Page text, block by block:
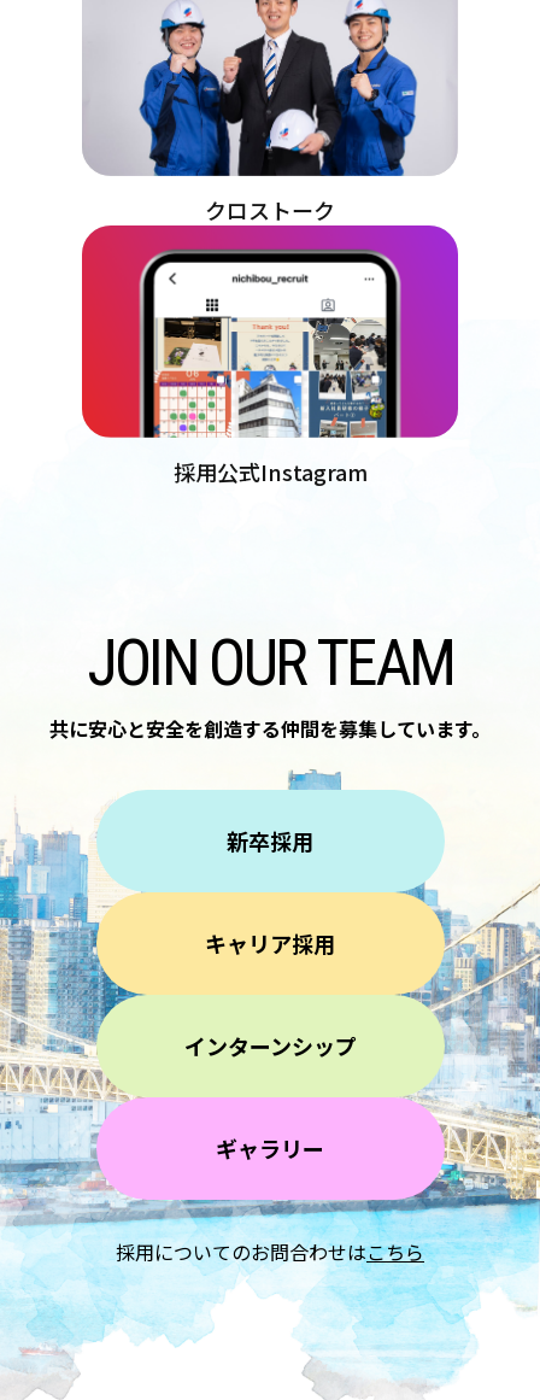
クロストーク
採用公式Instagram
JOIN OUR TEAM
共に安心と安全を創造する仲間を募集しています。
新卒採用
キャリア採用
インターンシップ
ギャラリー
採用についてのお問合わせはこちら